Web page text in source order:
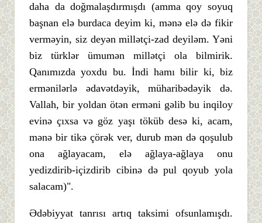
daha da doğmalaşdırmışdı (amma qoy soyuq
başnan elə burdaca deyim ki, mənə elə də fikir
verməyin, siz deyən millətçi-zad deyiləm. Yəni
biz türklər ümumən millətçi ola bilmirik.
Qanımızda yoxdu bu. İndi hamı bilir ki, biz
ermənilərlə ədavətdəyik, müharibədəyik də.
Vallah, bir yoldan ötən erməni gəlib bu inqiloy
evinə çıxsa və göz yaşı töküb desə ki, acam,
mənə bir tikə çörək ver, durub mən də qoşulub
ona ağlayacam, elə ağlaya-ağlaya onu
yedizdirib-içizdirib cibinə də pul qoyub yola
salacam)".
Ədəbiyyat tanrısı artıq taksimi ofsunlamışdı.